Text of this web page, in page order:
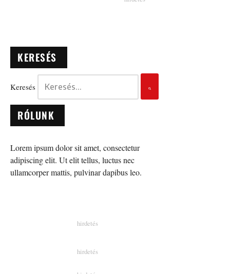
KERESÉS
Keresés
RÓLUNK
Lorem ipsum dolor sit amet, consectetur
adipiscing elit. Ut elit tellus, luctus nec
ullamcorper mattis, pulvinar dapibus leo.